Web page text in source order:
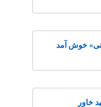
خوش آمد
خاور